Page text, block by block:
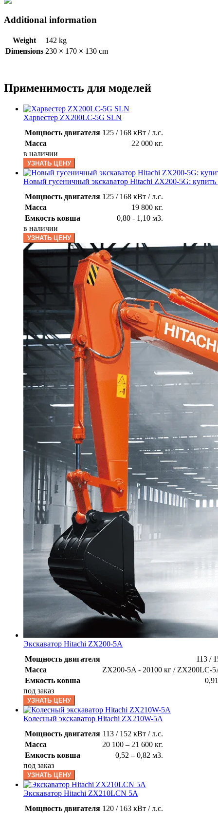
Additional information
Weight
142 kg
Dimensions 230 × 170 × 130 cm
Применимость для моделей
Харвестер ZX200LC-5G SLN
Мощность двигателя 125 / 168 кВт / л.с.
Масса
22 000 кг.
в наличии
УЗНАТЬ ЦЕНУ
Новый гусеничный экскаватор Hitachi ZX200-5G: купить
Мощность двигателя 125 / 168 кВт / л.с.
Масса
19 800 кг.
Емкость ковша
0,80 - 1,10 м3.
в наличии
УЗНАТЬ ЦЕНУ
Экскаватор Hitachi ZX200-5A
Мощность двигателя
113 /
Масса
ZX200-5A - 20100 кг / ZX200LC-
Емкость ковша
под заказ
УЗНАТЬ ЦЕНУ
Колесный экскаватор Hitachi ZX210W-5A
Мощность двигателя 113 / 152 кВт / л.с.
Масса
20 100 – 21 600 кг.
Емкость ковша
0,52 – 0,82 м3.
под заказ
УЗНАТЬ ЦЕНУ
Экскаватор Hitachi ZX210LCN 5A
Мощность двигателя 120 / 163 кВт / л.с.